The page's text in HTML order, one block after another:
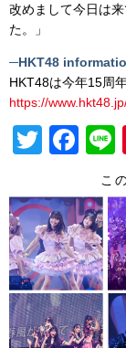
改めまして今日は
た。」
─HKT48
HKT48は今年15周
https://
T
tt
er
F
c
e
b
o
o
こ